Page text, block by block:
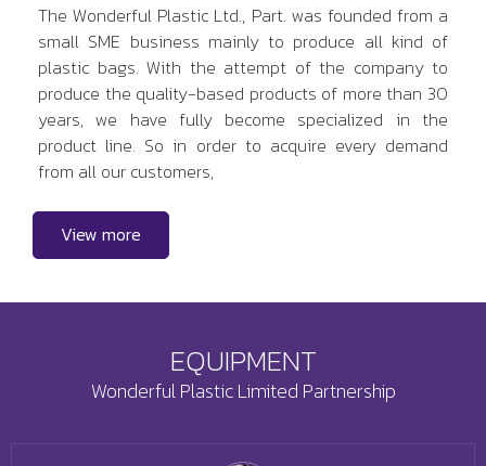
The Wonderful Plastic Ltd., Part. was founded from a
small SME business mainly to produce all kind of
plastic bags. With the attempt of the company to
produce the quality-based products of more than 30
years, we have fully become specialized in the
product line. So in order to acquire every demand
from all our customers,
View more
EQUIPMENT
Wonderful Plastic Limited Partnership